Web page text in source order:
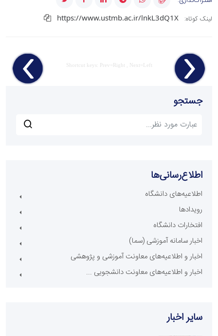
لینک کوتاه:
https://www.ustmb.ac.ir/lnkL3dQ1X
Shortcut keys: Prev=Right , Next=Left
جستجو
اطلاع‌رسانی‌ها
اطلاعیه‌های دانشگاه
رویدادها
افتخارات دانشگاه
اخبار سامانه آموزشی (سما)
اخبار و اطلاعیه‌های معاونت آموزشی و پژوهشی
اخبار و اطلاعیه‌های معاونت دانشجویی ...
سایر اخبار